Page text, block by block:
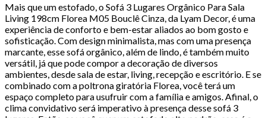
Mais que um estofado, o Sofá 3 Lugares Orgânico Para Sala
Living 198cm Florea M05 Bouclê Cinza, da Lyam Decor, é uma
experiência de conforto e bem-estar aliados ao bom gosto e
sofisticação. Com design minimalista, mas com uma presença
marcante, esse sofá orgânico, além de lindo, é também muito
versátil, já que pode compor a decoração de diversos
ambientes, desde sala de estar, living, recepção e escritório. E se
combinado com a poltrona giratória Florea, você terá um
espaço completo para usufruir com a família e amigos. Afinal, o
clima convidativo será imperativo à presença desse sofá 3